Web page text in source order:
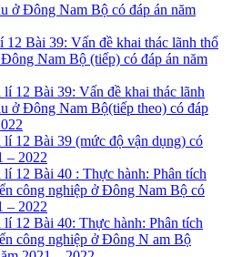
ở Đông Nam Bộ có đáp án năm
12 Bài 39: Vấn đề khai thác lãnh thổ
Nam Bộ (tiếp) có đáp án năm
12 Bài 39: Vấn đề khai thác lãnh
ở Đông Nam Bộ(tiếp theo) có đáp
12 Bài 39 (mức độ vận dụng) có
– 2022
12 Bài 40 : Thực hành: Phân tích
công nghiệp ở Đông Nam Bộ có
– 2022
12 Bài 40: Thực hành: Phân tích
công nghiệp ở Đông N am Bộ